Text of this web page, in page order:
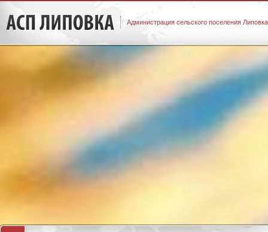
Администрация сельского поселения